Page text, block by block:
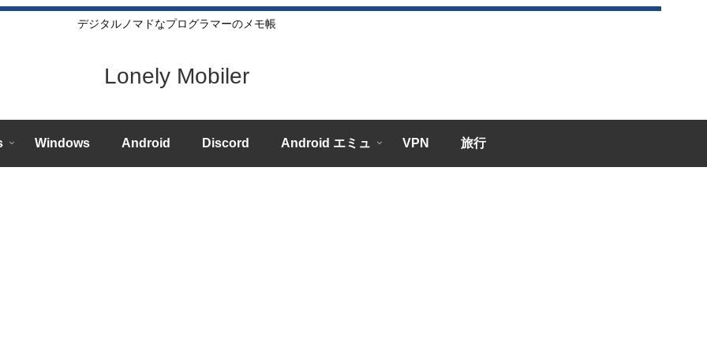
デジタルノマドなプログラマーのメモ帳
Lonely Mobiler
Windows Android Discord Android エミュ VPN 旅行